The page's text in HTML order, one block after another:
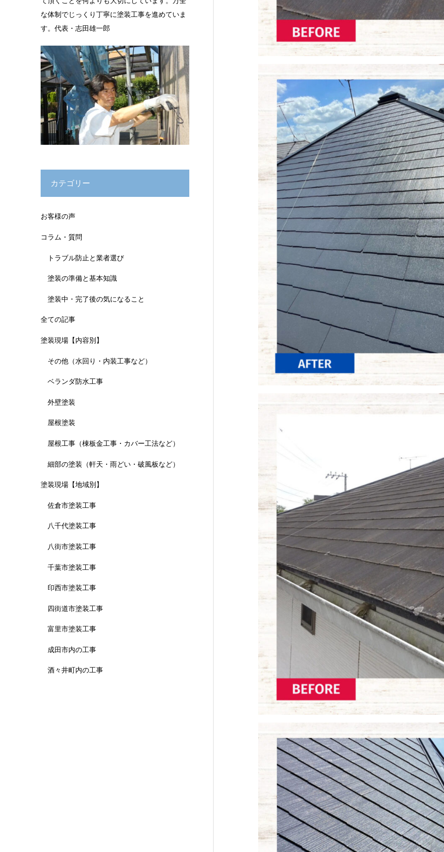
な体制でじっくり丁寧に塗装工事を進めていま
す。代表・志田雄一郎
カテゴリー
お客様の声
コラム・質問
トラブル防止と業者選び
塗装の準備と基本知識
塗装中・完了後の気になること
全ての記事
塗装現場【内容別】
その他（水回り・内装工事など）
ベランダ防水工事
外壁塗装
屋根塗装
屋根工事（棟板金工事・カバー工法など）
細部の塗装（軒天・雨どい・破風板など）
塗装現場【地域別】
佐倉市塗装工事
八千代塗装工事
八街市塗装工事
千葉市塗装工事
印西市塗装工事
四街道市塗装工事
富里市塗装工事
成田市内の工事
酒々井町内の工事